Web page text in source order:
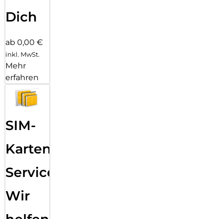
Dich
ab 0,00 €
inkl. MwSt.
Mehr
erfahren
SIM-
Karten
Service:
Wir